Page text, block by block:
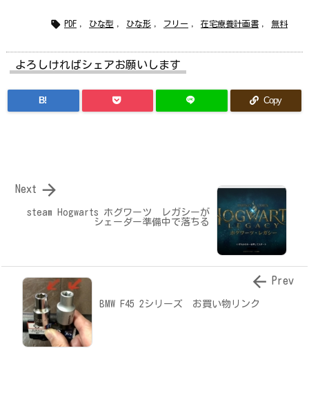
 PDF ひな型 ひな形 フリー 在宅療養計画書 無料
よろしければシェアお願いします
B! Copy
steam Hogwarts ホグワーツ レガシーが
シェーダー準備中で落ちる

Next
BMW F45 2シリーズ お買い物リンク
 Prev